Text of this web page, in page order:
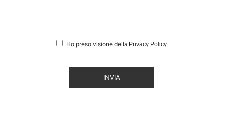
Ho preso visione della Privacy Policy
INVIA